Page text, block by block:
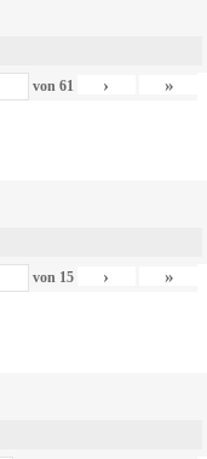
von 61 › »
von 15 › »